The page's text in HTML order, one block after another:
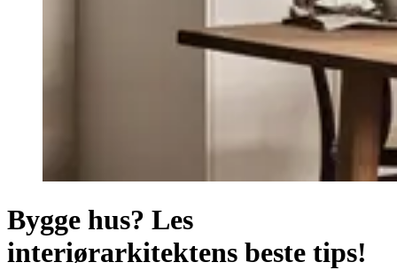
Bygge hus? Les
interiørarkitektens beste tips!